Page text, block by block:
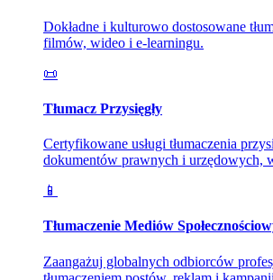
Dokładne i kulturowo dostosowane
filmów, wideo i e-learningu.
📜
Tłumacz Przysięgły
Certyfikowane usługi tłumaczenia
dokumentów prawnych i urzędowych,
📱
Tłumaczenie Mediów
Zaangażuj globalnych odbiorców